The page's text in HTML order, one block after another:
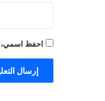
احفظ اسمي،